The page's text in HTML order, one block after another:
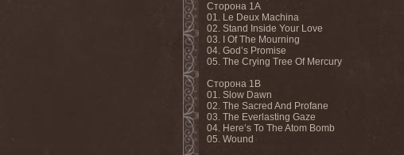
Сторона 1А
01. Le Deux Machina
02. Stand Inside Your Love
03. I Of The Mourning
04. God’s Promise
05. The Crying Tree Of Mercury
Сторона 1B
01. Slow Dawn
02. The Sacred And Profane
03. The Everlasting Gaze
04. Here’s To The Atom Bomb
05. Wound